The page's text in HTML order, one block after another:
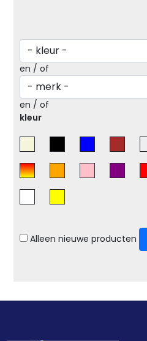
en / of
en / of
kleur
Alleen nieuwe producten